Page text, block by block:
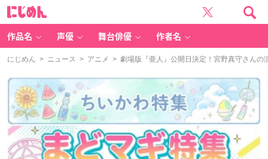
作品名 声優 舞台俳優 作者名
にじめん > ニュース > アニメ > 劇場版『亜人』公開日決定！宮野真守さんの